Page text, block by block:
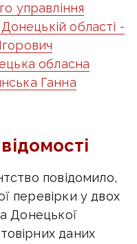
управління
Донецькій області -
обласна
Ганна
повідомило,
перевірки у двох
Донецької
даних